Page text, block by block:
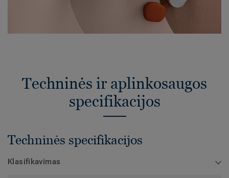
Techninės ir aplinkosaugos
specifikacijos
Techninės specifikacijos
Klasifikavimas